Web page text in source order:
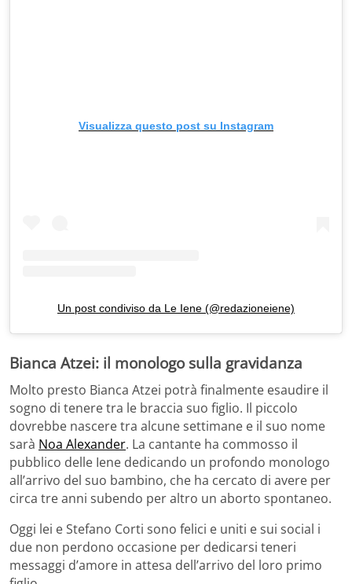
Visualizza questo post su Instagram
Un post condiviso da Le Iene (@redazioneiene)
Bianca Atzei: il monologo sulla gravidanza
Molto presto Bianca Atzei potrà finalmente esaudire il
sogno di tenere tra le braccia suo figlio. Il piccolo
dovrebbe nascere tra alcune settimane e il suo nome
sarà Noa Alexander. La cantante ha commosso il
pubblico delle Iene dedicando un profondo monologo
all’arrivo del suo bambino, che ha cercato di avere per
circa tre anni subendo per altro un aborto spontaneo.
Oggi lei e Stefano Corti sono felici e uniti e sui social i
due non perdono occasione per dedicarsi teneri
messaggi d’amore in attesa dell’arrivo del loro primo